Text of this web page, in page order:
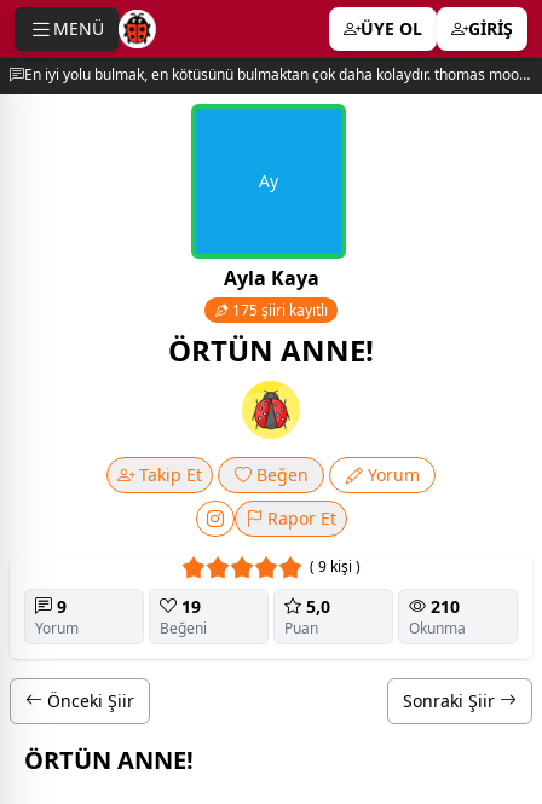
MENÜ ÜYE OL GİRİŞ
En iyi yolu bulmak, en kötüsünü bulmaktan çok daha kolaydır. thomas moore
Ay
Ayla Kaya
175 şiiri kayıtlı
ÖRTÜN ANNE!
Takip Et Beğen
Yorum
Rapor Et
( 9 kişi )
9
Yorum
19
Beğeni
5,0
Puan
210
Okunma
Önceki Şiir Sonraki Şiir
ÖRTÜN ANNE!
menu